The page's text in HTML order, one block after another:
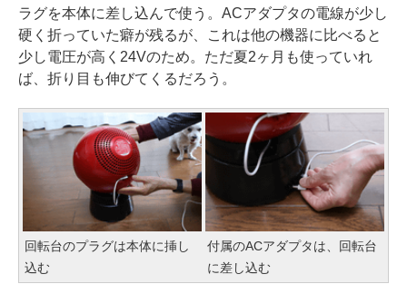
ラグを本体に差し込んで使う。ACアダプタの電線が少し
硬く折っていた癖が残るが、これは他の機器に比べると
少し電圧が高く24Vのため。ただ夏2ヶ月も使っていれ
ば、折り目も伸びてくるだろう。
回転台のプラグは本体に挿し
込む
付属のACアダプタは、回転台
に差し込む